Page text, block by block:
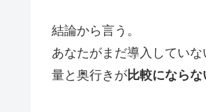
結論から言う。
あなたがまだ導入してい
量と奥行きが比較にならな